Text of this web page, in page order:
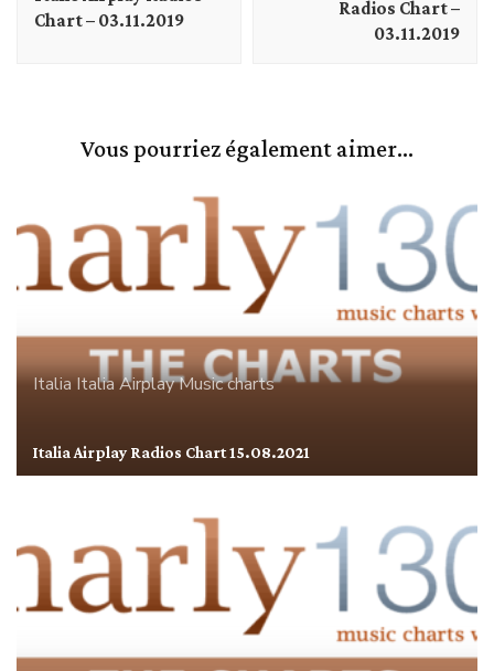
Chart – 03.11.2019
Radios Chart –
03.11.2019
Vous pourriez également aimer...
ItaliaItalia AirplayMusic charts
Italia Airplay Radios Chart 15.08.2021